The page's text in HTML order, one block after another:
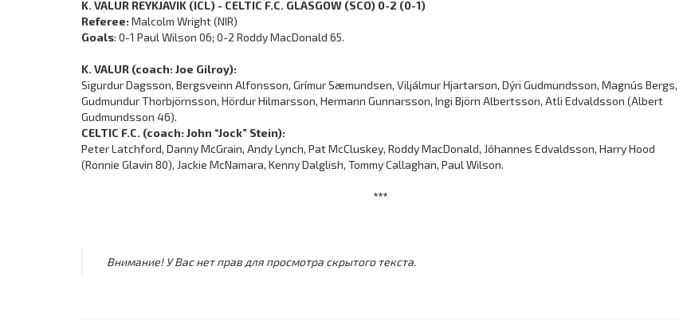
K. VALUR REYKJAVIK (ICL) - CELTIC F.C. GLASGOW (SCO) 0-2 (0-1)
Referee: Malcolm Wright (NIR)
Goals: 0-1 Paul Wilson 06; 0-2 Roddy MacDonald 65.
K. VALUR (coach: Joe Gilroy):
Sigurdur Dagsson, Bergsveinn Alfonsson, Grímur Sæmundsen, Viljálmur Hjartarson, Dýri Gudmundsson, Magnús Bergs,
Gudmundur Thorbjörnsson, Hördur Hilmarsson, Hermann Gunnarsson, Ingi Björn Albertsson, Atli Edvaldsson (Albert
Gudmundsson 46).
CELTIC F.C. (coach: John “Jock” Stein):
Peter Latchford, Danny McGrain, Andy Lynch, Pat McCluskey, Roddy MacDonald, Jóhannes Edvaldsson, Harry Hood
(Ronnie Glavin 80), Jackie McNamara, Kenny Dalglish, Tommy Callaghan, Paul Wilson.
***
Внимание! У Вас нет прав для просмотра скрытого текста.